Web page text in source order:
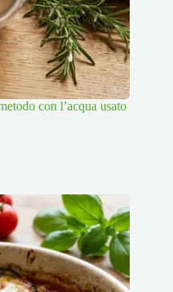
con l’acqua usato